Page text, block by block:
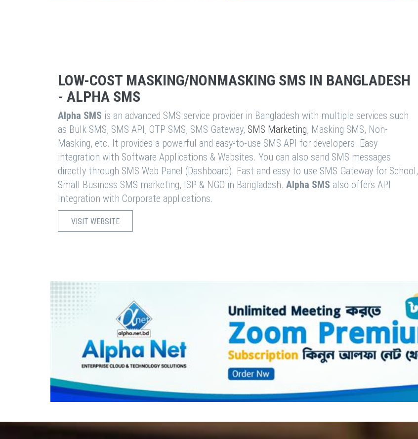
LOW-COST MASKING/NONMASKING SMS IN BANGLADESH
- ALPHA SMS
Alpha SMS is an advanced SMS service provider in Bangladesh with multiple services such
as Bulk SMS, SMS API, OTP SMS, SMS Gateway, SMS Marketing, Masking SMS, Non-
Masking, etc. It provides a powerful and easy-to-use SMS API for developers. Easy
integration with Software Applications & Websites. You can also send SMS messages
directly through SMS Web Panel (Dashboard). Fast and easy to use SMS Gateway for School,
Small Business SMS marketing, ISP & NGO in Bangladesh. Alpha SMS also offers API
Integration with Corporate applications.
VISIT WEBSITE